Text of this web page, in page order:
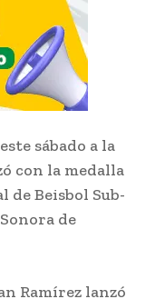
sábado a la
con la medalla
de Beisbol Sub-
de
Ramírez lanzó